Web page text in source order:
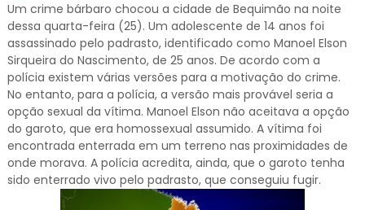
Um crime bárbaro chocou a cidade de Bequimão na noite
dessa quarta-feira (25). Um adolescente de 14 anos foi
assassinado pelo padrasto, identificado como Manoel Elson
Sirqueira do Nascimento, de 25 anos. De acordo com a
polícia existem várias versões para a motivação do crime.
No entanto, para a polícia, a versão mais provável seria a
opção sexual da vítima. Manoel Elson não aceitava a opção
do garoto, que era homossexual assumido. A vítima foi
encontrada enterrada em um terreno nas proximidades de
onde morava. A polícia acredita, ainda, que o garoto tenha
sido enterrado vivo pelo padrasto, que conseguiu fugir.